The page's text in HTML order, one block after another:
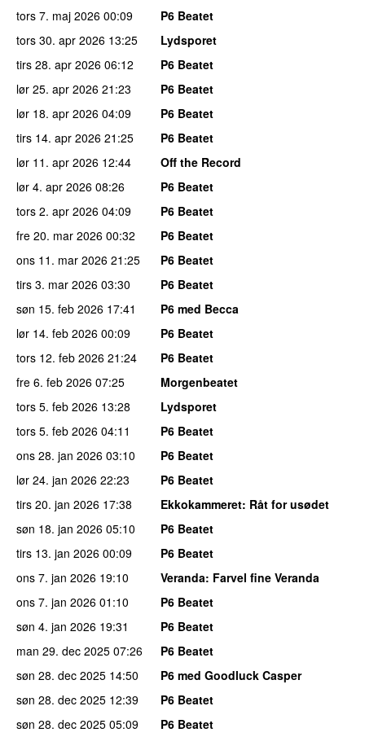
tors 7. maj 2026 00:09
P6 Beatet
tors 30. apr 2026 13:25
Lydsporet
tirs 28. apr 2026 06:12
P6 Beatet
lør 25. apr 2026 21:23
P6 Beatet
lør 18. apr 2026 04:09
P6 Beatet
tirs 14. apr 2026 21:25
P6 Beatet
lør 11. apr 2026 12:44
Off the Record
lør 4. apr 2026 08:26
P6 Beatet
tors 2. apr 2026 04:09
P6 Beatet
fre 20. mar 2026 00:32
P6 Beatet
ons 11. mar 2026 21:25
P6 Beatet
tirs 3. mar 2026 03:30
P6 Beatet
søn 15. feb 2026 17:41
P6 med Becca
lør 14. feb 2026 00:09
P6 Beatet
tors 12. feb 2026 21:24
P6 Beatet
fre 6. feb 2026 07:25
Morgenbeatet
tors 5. feb 2026 13:28
Lydsporet
tors 5. feb 2026 04:11
P6 Beatet
ons 28. jan 2026 03:10
P6 Beatet
lør 24. jan 2026 22:23
P6 Beatet
tirs 20. jan 2026 17:38 Ekkokammeret: Råt for usødet
søn 18. jan 2026 05:10
P6 Beatet
tirs 13. jan 2026 00:09
P6 Beatet
ons 7. jan 2026 19:10 Veranda: Farvel fine Veranda
ons 7. jan 2026 01:10
P6 Beatet
søn 4. jan 2026 19:31
P6 Beatet
man 29. dec 2025 07:26
P6 Beatet
søn 28. dec 2025 14:50
P6 med Goodluck Casper
søn 28. dec 2025 12:39
P6 Beatet
søn 28. dec 2025 05:09
P6 Beatet